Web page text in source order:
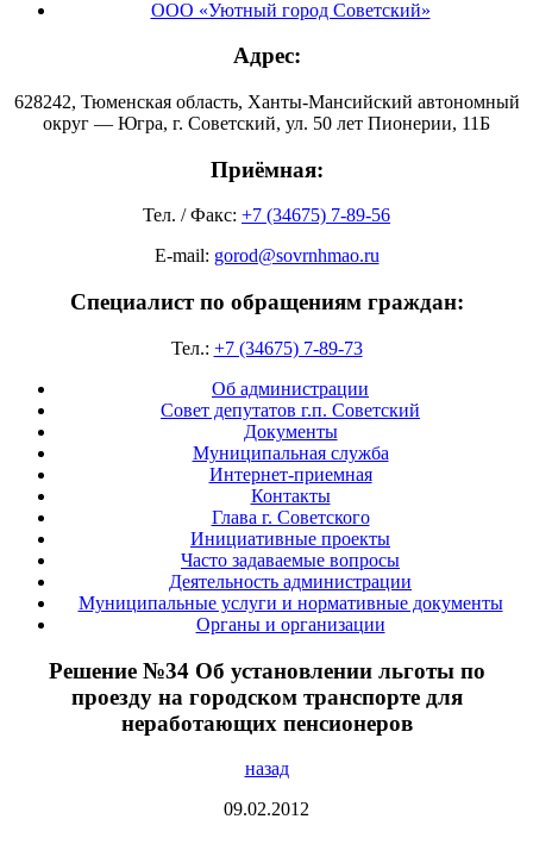
ООО «Уютный город Советский»
Адрес:
628242, Тюменская область, Ханты-Мансийский автономный
округ — Югра, г. Советский, ул. 50 лет Пионерии, 11Б
Приёмная:
Тел. / Факс: +7 (34675) 7-89-56
E-mail: gorod@sovrnhmao.ru
Специалист по обращениям граждан:
Тел.: +7 (34675) 7-89-73
Об администрации
Совет депутатов г.п. Советский
Документы
Муниципальная служба
Интернет-приемная
Контакты
Глава г. Советского
Инициативные проекты
Часто задаваемые вопросы
Деятельность администрации
Муниципальные услуги и нормативные документы
Органы и организации
Решение №34 Об установлении льготы по
проезду на городском транспорте для
неработающих пенсионеров
назад
09.02.2012